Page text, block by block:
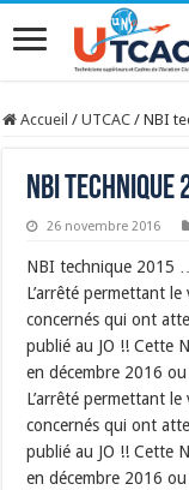
Accueil / UTCAC / NBI
NBI technique
26 novembre 2016
NBI technique 2015
L’arrêté permettant
concernés qui ont
publié au JO !! Cette
en décembre 2016
L’arrêté permettant
concernés qui ont
publié au JO !! Cette
en décembre 2016